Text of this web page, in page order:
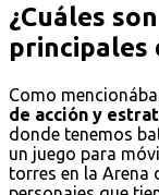
¿Cuáles
principales
Como
de acción y
donde tenemos
un juego para
torres en la Arena